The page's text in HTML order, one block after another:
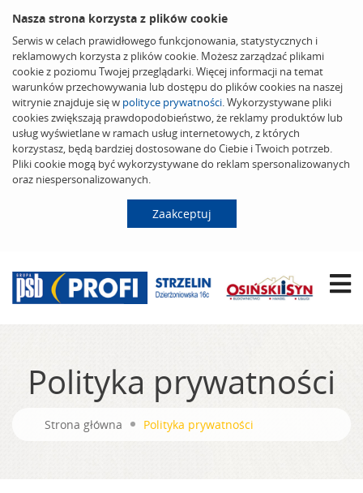
Nasza strona korzysta z plików cookie
Serwis w celach prawidłowego funkcjonowania, statystycznych i
reklamowych korzysta z plików cookie. Możesz zarządzać plikami
cookie z poziomu Twojej przeglądarki. Więcej informacji na temat
warunków przechowywania lub dostępu do plików cookies na naszej
witrynie znajduje się w polityce prywatności. Wykorzystywane pliki
cookies zwiększają prawdopodobieństwo, że reklamy produktów lub
usług wyświetlane w ramach usług internetowych, z których
korzystasz, będą bardziej dostosowane do Ciebie i Twoich potrzeb.
Pliki cookie mogą być wykorzystywane do reklam spersonalizowanych
oraz niespersonalizowanych.
Zaakceptuj
Polityka prywatności
Strona główna Polityka prywatności